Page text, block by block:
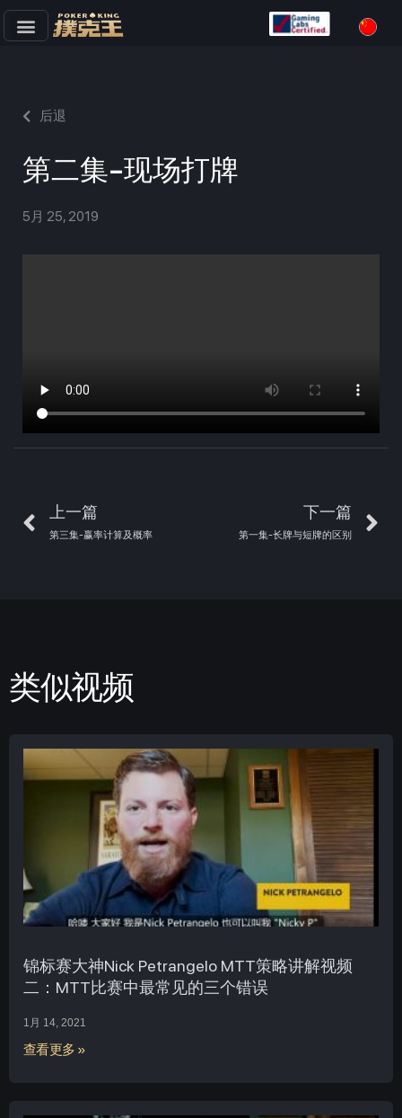
文
后退
第二集-现场打牌
5月 25, 2019
上一篇
第三集-赢率计算及概率
下一篇
第一集-长牌与短牌的区别
类似视频
锦标赛大神Nick Petrangelo MTT策略讲解视频
二：MTT比赛中最常见的三个错误
1月 14, 2021
查看更多 »